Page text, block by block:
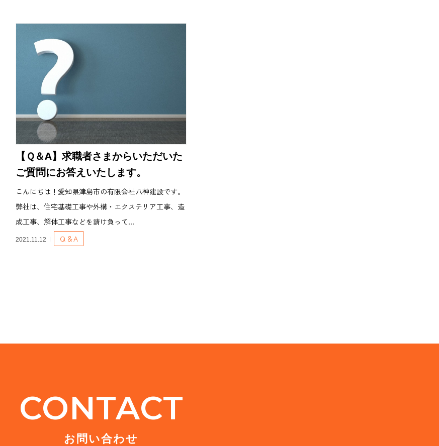
【Ｑ＆A】求職者さまからいただいた
ご質問にお答えいたします。
こんにちは！愛知県津島市の有限会社八神建設です。
弊社は、住宅基礎工事や外構・エクステリア工事、造
成工事、解体工事などを請け負って...
2021.11.12 Ｑ＆A
CONTACT
お問い合わせ